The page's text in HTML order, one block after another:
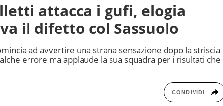
attacca i gufi, elogia
il difetto col Sassuolo
ad avvertire una strana sensazione dopo la striscia
errore ma applaude la sua squadra per i risultati che
CONDIVIDI